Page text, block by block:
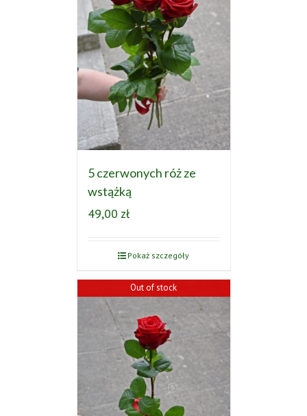
5 czerwonych róż ze
wstążką
49,00 zł
Pokaż szczegóły
Out of stock